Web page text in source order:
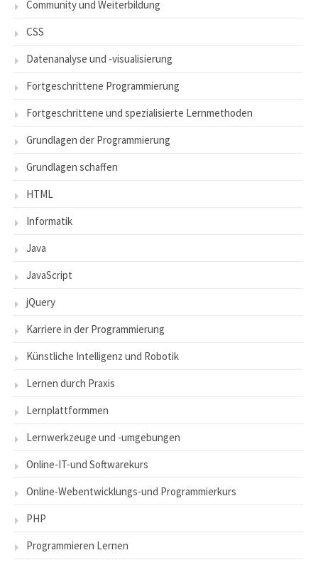
Community und Weiterbildung
CSS
Datenanalyse und -visualisierung
Fortgeschrittene Programmierung
Fortgeschrittene und spezialisierte Lernmethoden
Grundlagen der Programmierung
Grundlagen schaffen
HTML
Informatik
Java
JavaScript
jQuery
Karriere in der Programmierung
Künstliche Intelligenz und Robotik
Lernen durch Praxis
Lernplattformmen
Lernwerkzeuge und -umgebungen
Online-IT-und Softwarekurs
Online-Webentwicklungs-und Programmierkurs
PHP
Programmieren Lernen